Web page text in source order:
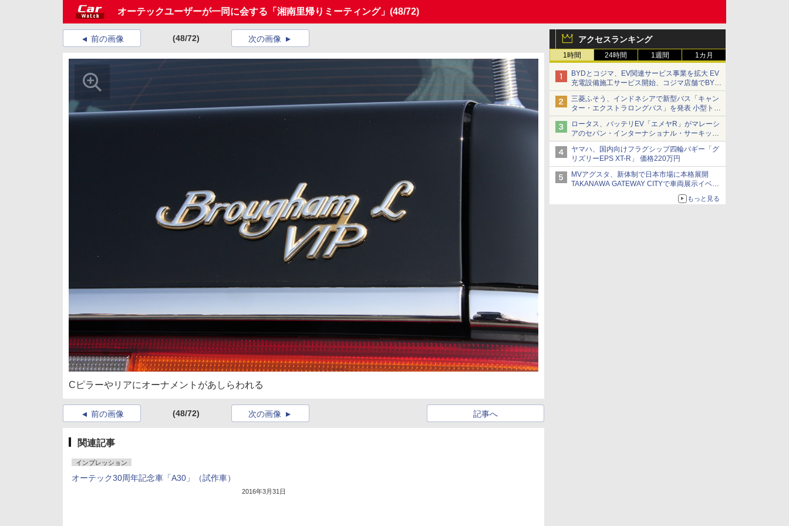
オーテックユーザーが一同に会する「湘南里帰りミーティング」 (48/72)
アクセスランキング
1時間 24時間 1週間 1カ月
BYDとコジマ、EV関連サービス事業を拡大 EV
充電設備施工サービス開始、コジマ店舗でBYD
車の展示・試乗イベントを強化
三菱ふそう、インドネシアで新型バス「キャン
ター・エクストラロングバス」を発表 小型トラ
ックベースの観光・旅客輸送向けバス
ロータス、バッテリEV「エメヤR」がマレーシ
アのセパン・インターナショナル・サーキット
のBEV最速タイムを樹立
ヤマハ、国内向けフラグシップ四輪バギー「グ
リズリーEPS XT-R」 価格220万円
MVアグスタ、新体制で日本市場に本格展開
TAKANAWA GATEWAY CITYで車両展示イベン
もっと見る
前の画像 (48/72) 次の画像
Cピラーやリアにオーナメントがあしらわれる
前の画像 (48/72) 記事へ
次の画像
関連記事
インプレッション
オーテック30周年記念車「A30」（試作車）
2016年3月31日